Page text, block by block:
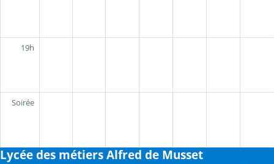
19h
Soirée
Lycée des métiers Alfred de Musset